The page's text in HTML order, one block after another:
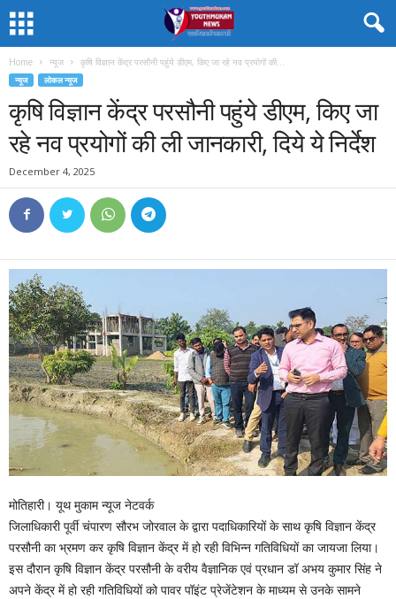
Home न्यूज कृषि विज्ञान केंद्र परसौनी पहुंये डीएम, किए जा रहे नव प्रयोगों की...
न्यूज लोकल न्यूज
कृषि विज्ञान केंद्र परसौनी पहुंये डीएम, किए जा
रहे नव प्रयोगों की ली जानकारी, दिये ये निर्देश
December 4, 2025
मोतिहारी। यूथ मुकाम न्यूज नेटवर्क
जिलाधिकारी पूर्वी चंपारण सौरभ जोरवाल के द्वारा पदाधिकारियों के साथ कृषि विज्ञान केंद्र
परसौनी का भ्रमण कर कृषि विज्ञान केंद्र में हो रही विभिन्न गतिविधियों का जायजा लिया।
इस दौरान कृषि विज्ञान केंद्र परसौनी के वरीय वैज्ञानिक एवं प्रधान डॉ अभय कुमार सिंह ने
अपने केंद्र में हो रही गतिविधियों को पावर पॉइंट प्रेजेंटेशन के माध्यम से उनके सामने